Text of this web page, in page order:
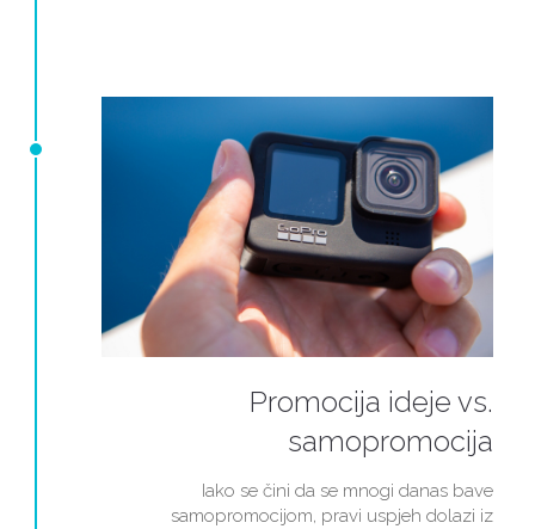
Promocija ideje vs.
samopromocija
Iako se čini da se mnogi danas bave
samopromocijom, pravi uspjeh dolazi iz